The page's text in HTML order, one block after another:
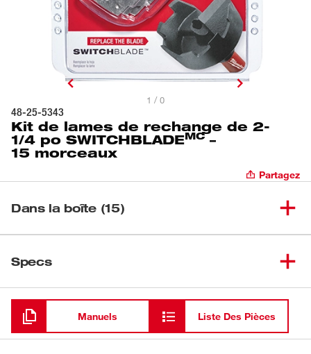
1 / 0
48-25-5343
Kit de lames de rechange de 2-
1/4 po SWITCHBLADEMC–
15 morceaux
Partagez
Dans la boîte (15)
(2) Vis sans tête
(1) Clé hexagonale
Specs
Chargement
Manuels Liste Des Pièces